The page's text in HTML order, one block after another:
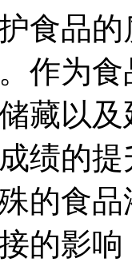
食品
作为
藏以
绩的
的食
的影